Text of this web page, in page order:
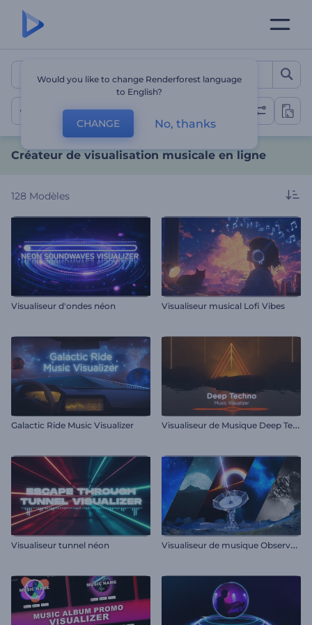
Créateur de visualisation
Visualisations musicales
Créateur de visualisation musicale en ligne
128 Modèles
Visualiseur d'ondes néon Visualiseur musical Lofi Vibes
Galactic Ride Music Visualizer V
isualiseur de Musique Deep Techno
Visualiseur tunnel néon V
isualiseur de musique Observatoire Cosmique
Would you like to change Renderforest language
to English?
CHANGE No, thanks